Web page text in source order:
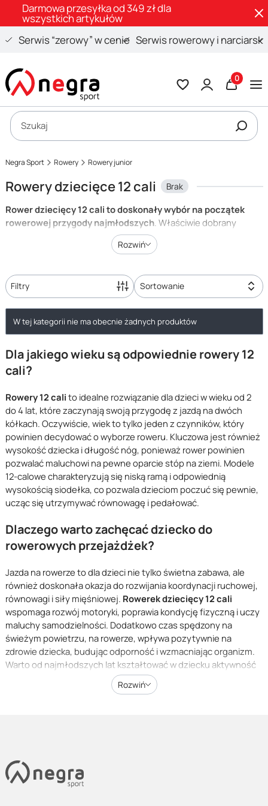
Darmowa przesyłka od 349 zł dla
wszystkich artykułów
Serwis “zerowy” w cenie Serwis rowerowy i narciarski
Otwórz wyszukiwarkę
Szukaj
Negra Sport Rowery Rowery junior
Rowery dziecięce 12 cali Brak
Rower dziecięcy 12 cali to doskonały wybór na początek
rowerowej przygody najmłodszych. Właściwie dobrany
rowerek to nie tylko świetna zabawa, ale również ważny etap w
rozwoju fizycznym i koordynacyjnym dziecka. Modele o
onlineNegra Sport, zostały zaprojektowane tak, by zapewnić
dzieciom bezpieczeństwo i komfort, a także pomóc im w nauce
jazdy na rowerze.
Rozwiń
Zwiń
Filtry Sortowanie
Lista produktów
W tej kategorii nie ma obecnie żadnych produktów
Dla jakiego wieku są odpowiednie rowery 12
cali?
Rowery 12 cali to idealne rozwiązanie dla dzieci w wieku od 2
do 4 lat, które zaczynają swoją przygodę z jazdą na dwóch
kółkach. Oczywiście, wiek to tylko jeden z czynników, który
powinien decydować o wyborze roweru. Kluczowa jest również
wysokość dziecka i długość nóg, ponieważ rower powinien
pozwalać maluchowi na pewne oparcie stóp na ziemi. Modele
12-calowe charakteryzują się niską ramą i odpowiednią
wysokością siodełka, co pozwala dzieciom poczuć się pewnie,
ucząc się utrzymywać równowagę i pedałować.
Dlaczego warto zachęcać dziecko do
rowerowych przejażdżek?
Jazda na rowerze to dla dzieci nie tylko świetna zabawa, ale
również doskonała okazja do rozwijania koordynacji ruchowej,
równowagi i siły mięśniowej. Rowerek dziecięcy 12 cali
wspomaga rozwój motoryki, poprawia kondycję fizyczną i uczy
maluchy samodzielności. Dodatkowo czas spędzony na
świeżym powietrzu, na rowerze, wpływa pozytywnie na
zdrowie dziecka, budując odporność i wzmacniając organizm.
Warto od najmłodszych lat kształtować w dziecku aktywność
fizyczną, a rower jest świetnym środkiem do osiągnięcia tego
przyczyniają się do tworzenia zdrowych nawyków już od
najmłodszych lat.
Rozwiń